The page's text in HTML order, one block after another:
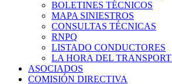
BOLETINES TÉCNICOS
MAPA SINIESTROS
CONSULTAS TÉCNICAS
RNPQ
LISTADO CONDUCTORES
LA HORA DEL
ASOCIADOS
COMISIÓN DIRECTIVA